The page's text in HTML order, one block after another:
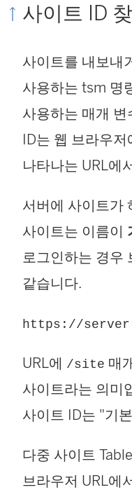
사이트 ID
사이트를 내보내
사용하는 tsm 명
사용하는 매개
ID는 웹 브라우
나타나는 URL에
서버에 사이트가
사이트는 이름이
로그인하는 경우
같습니다.
https://
URL에 /site 매
사이트라는 의미
사이트 ID는 "기
다중 사이트
브라우저 URL에